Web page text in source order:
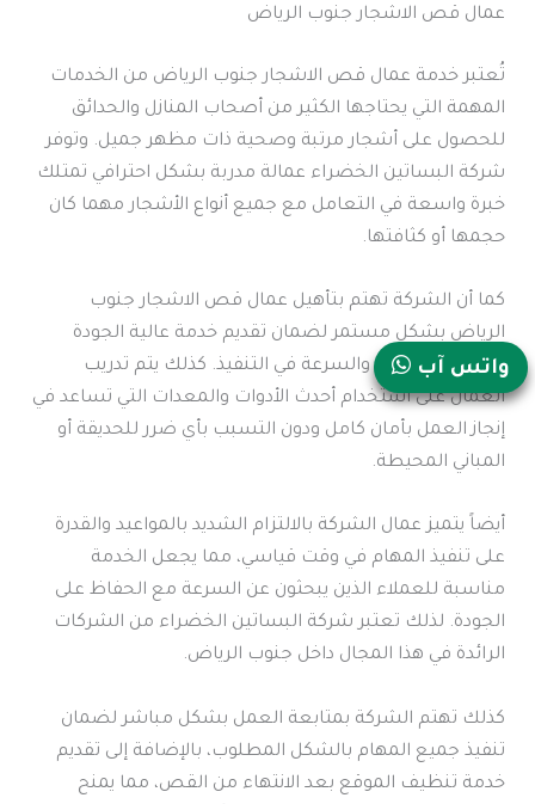
عمال قص الاشجار جنوب الرياض
تُعتبر خدمة عمال قص الاشجار جنوب الرياض من الخدمات
المهمة التي يحتاجها الكثير من أصحاب المنازل والحدائق
للحصول على أشجار مرتبة وصحية ذات مظهر جميل. وتوفر
شركة البساتين الخضراء عمالة مدربة بشكل احترافي تمتلك
خبرة واسعة في التعامل مع جميع أنواع الأشجار مهما كان
حجمها أو كثافتها.
كما أن الشركة تهتم بتأهيل عمال قص الاشجار جنوب
الرياض بشكل مستمر لضمان تقديم خدمة عالية الجودة
تعتمد على الدقة والسرعة في التنفيذ. كذلك يتم تدريب
العمال على استخدام أحدث الأدوات والمعدات التي تساعد في
إنجاز العمل بأمان كامل ودون التسبب بأي ضرر للحديقة أو
المباني المحيطة.
أيضاً يتميز عمال الشركة بالالتزام الشديد بالمواعيد والقدرة
على تنفيذ المهام في وقت قياسي، مما يجعل الخدمة
مناسبة للعملاء الذين يبحثون عن السرعة مع الحفاظ على
الجودة. لذلك تعتبر شركة البساتين الخضراء من الشركات
الرائدة في هذا المجال داخل جنوب الرياض.
كذلك تهتم الشركة بمتابعة العمل بشكل مباشر لضمان
تنفيذ جميع المهام بالشكل المطلوب، بالإضافة إلى تقديم
خدمة تنظيف الموقع بعد الانتهاء من القص، مما يمنح
واتس آب